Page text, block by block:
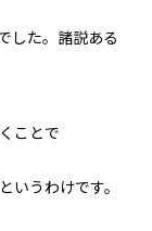
した。諸説ある
ことで
いうわけです。